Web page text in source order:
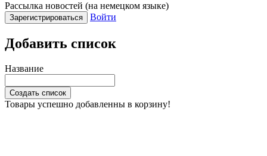
Рассылка новостей (на немецком языке)
Зарегистрироваться Войти
Добавить список
Название
Создать список
Товары успешно добавленны в корзину!